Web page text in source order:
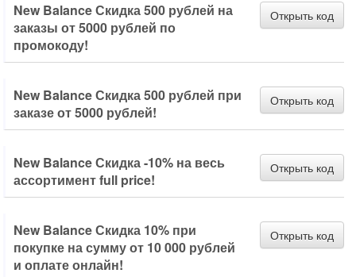
New Balance Скидка 500 рублей на
заказы от 5000 рублей по
промокоду!
Открыть код
New Balance Скидка 500 рублей при
заказе от 5000 рублей!
Открыть код
New Balance Скидка -10% на весь
ассортимент full price!
Открыть код
New Balance Скидка 10% при
покупке на сумму от 10 000 рублей
и оплате онлайн!
Открыть код